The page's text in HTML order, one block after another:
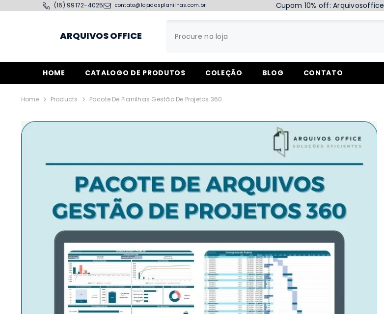
PULAR PARA O CONTEÚDO
(16) 99172-4025 contato@lojadasplanilhas.com.br Cupom 10% off: Arquivosoffice
ARQUIVOS OFFICE
HOME CATALOGO DE PRODUTOS COLEÇÃO BLOG CONTATO
Home Products Pacote De Planilhas Gestão De Projetos 360